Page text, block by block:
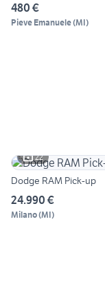
480 €
Pieve Emanuele(MI)
22
Dodge RAM Pick-up
24.990 €
Milano(MI)